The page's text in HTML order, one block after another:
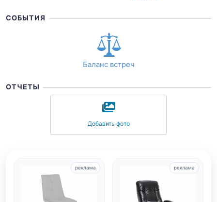
СОБЫТИЯ
Баланс встреч
ОТЧЕТЫ
Добавить фото
реклама реклама